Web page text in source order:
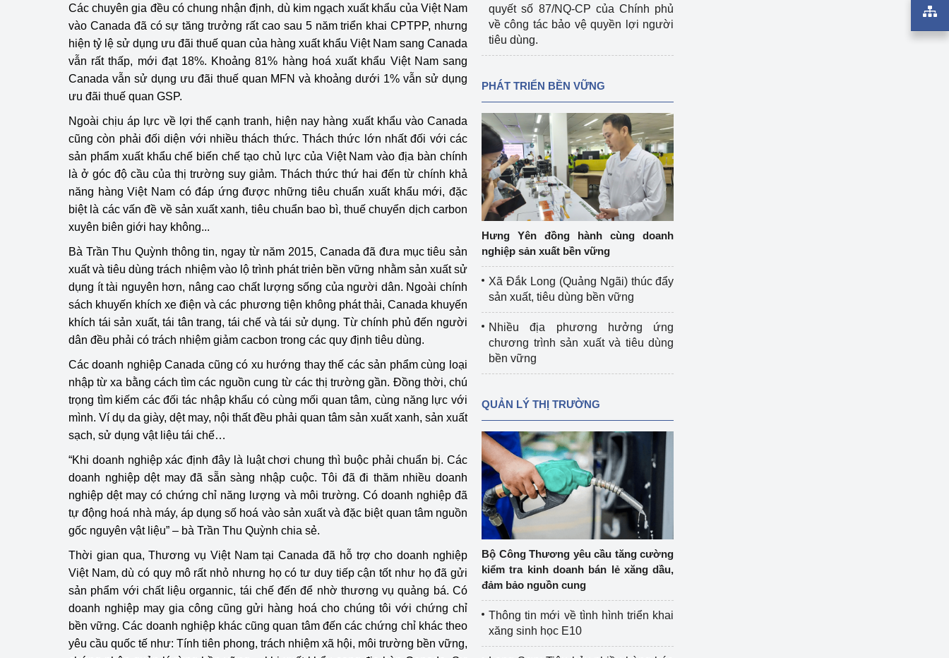
Các chuyên gia đều có chung nhận định, dù kim ngạch xuất khẩu của Việt Nam
vào Canada đã có sự tăng trưởng rất cao sau 5 năm triển khai CPTPP, nhưng
hiện tỷ lệ sử dụng ưu đãi thuế quan của hàng xuất khẩu Việt Nam sang Canada
vẫn rất thấp, mới đạt 18%. Khoảng 81% hàng hoá xuất khẩu Việt Nam sang
Canada vẫn sử dụng ưu đãi thuế quan MFN và khoảng dưới 1% vẫn sử dụng
ưu đãi thuế quan GSP.
Ngoài chịu áp lực về lợi thế cạnh tranh, hiện nay hàng xuất khẩu vào Canada
cũng còn phải đối diện với nhiều thách thức. Thách thức lớn nhất đối với các
sản phẩm xuất khẩu chế biến chế tạo chủ lực của Việt Nam vào địa bàn chính
là ở góc độ cầu của thị trường suy giảm. Thách thức thứ hai đến từ chính khả
năng hàng Việt Nam có đáp ứng được những tiêu chuẩn xuất khẩu mới, đặc
biệt là các vấn đề về sản xuất xanh, tiêu chuẩn bao bì, thuế chuyển dịch carbon
xuyên biên giới hay không...
Bà Trần Thu Quỳnh thông tin, ngay từ năm 2015, Canada đã đưa mục tiêu sản
xuất và tiêu dùng trách nhiệm vào lộ trình phát triẻn bền vững nhằm sản xuất sử
dụng ít tài nguyên hơn, nâng cao chất lượng sống của người dân. Ngoài chính
sách khuyến khích xe điện và các phương tiện không phát thải, Canada khuyến
khích tái sản xuất, tái tân trang, tái chế và tái sử dụng. Từ chính phủ đến người
dân đều phải có trách nhiệm giảm cacbon trong các quy định tiêu dùng.
Các doanh nghiệp Canada cũng có xu hướng thay thế các sản phẩm cùng loại
nhập từ xa bằng cách tìm các nguồn cung từ các thị trường gần. Đồng thời, chú
trọng tìm kiếm các đối tác nhập khẩu có cùng mối quan tâm, cùng năng lực với
mình. Ví dụ da giày, dệt may, nội thất đều phải quan tâm sản xuất xanh, sản xuất
sạch, sử dụng vật liệu tái chế…
“Khi doanh nghiệp xác định đây là luật chơi chung thì buộc phải chuẩn bị. Các
doanh nghiệp dệt may đã sẵn sàng nhập cuộc. Tôi đã đi thăm nhiều doanh
nghiệp dệt may có chứng chỉ năng lượng và môi trường. Có doanh nghiệp đã
tự động hoá nhà máy, áp dụng số hoá vào sản xuất và đặc biệt quan tâm nguồn
gốc nguyên vật liệu” – bà Trần Thu Quỳnh chia sẻ.
Thời gian qua, Thương vụ Việt Nam tại Canada đã hỗ trợ cho doanh nghiệp
Việt Nam, dù có quy mô rất nhỏ nhưng họ có tư duy tiếp cận tốt như họ đã gửi
sản phẩm với chất liệu organnic, tái chế đến để nhờ thương vụ quảng bá. Có
doanh nghiệp may gia công cũng gửi hàng hoá cho chúng tôi với chứng chỉ
bền vững. Các doanh nghiệp khác cũng quan tâm đến các chứng chỉ khác theo
yêu cầu quốc tế như: Tính tiên phong, trách nhiệm xã hội, môi trường bền vững,
quyết số 87/NQ-CP của Chính phủ
về công tác bảo vệ quyền lợi người
tiêu dùng.
PHÁT TRIỂN BỀN VỮNG
Hưng Yên đồng hành cùng doanh
nghiệp sản xuất bền vững
Xã Đắk Long (Quảng Ngãi) thúc đẩy
sản xuất, tiêu dùng bền vững
Nhiều địa phương hưởng ứng
chương trình sản xuất và tiêu dùng
bền vững
QUẢN LÝ THỊ TRƯỜNG
Bộ Công Thương yêu cầu tăng cường
kiểm tra kinh doanh bán lẻ xăng dầu,
đảm bảo nguồn cung
Thông tin mới về tình hình triển khai
xăng sinh học E10